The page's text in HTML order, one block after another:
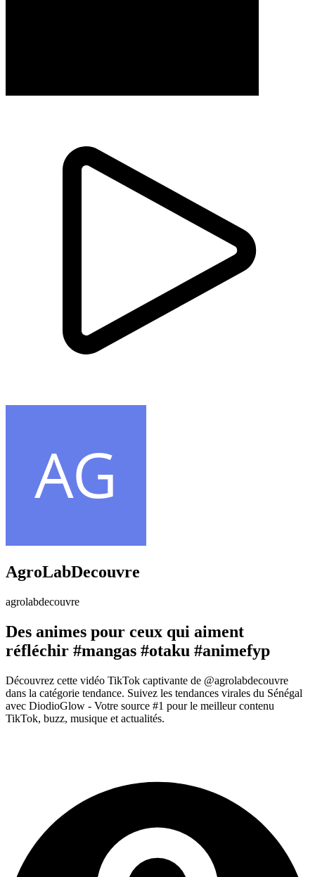
AgroLabDecouvre
agrolabdecouvre
Des animes pour ceux qui aiment
réfléchir #mangas #otaku #animefyp
Découvrez cette vidéo TikTok captivante de @agrolabdecouvre
dans la catégorie tendance. Suivez les tendances virales du Sénégal
avec DiodioGlow - Votre source #1 pour le meilleur contenu
TikTok, buzz, musique et actualités.